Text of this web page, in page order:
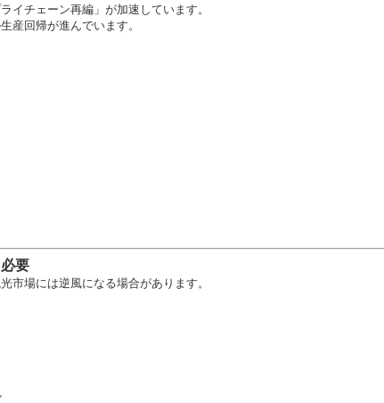
イチェーン再編」が加速しています。
産回帰が進んでいます。
要
市場には逆風になる場合があります。